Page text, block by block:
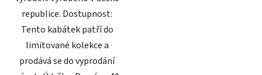
republice. Dostupnost:
Tento kabátek patří do
limitované kolekce a
prodává se do vyprodání